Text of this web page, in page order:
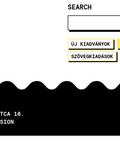
SEARCH
ÚJ KIADVÁNYOK
SZÖVEGKIADÁSOK
16.